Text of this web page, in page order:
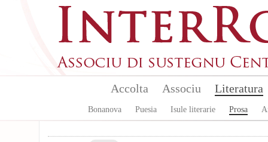
Accolta Associu Literatura
Bonanova Puesia Isule literarie Prosa